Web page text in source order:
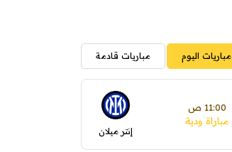
مباريات اليوم مباريات قادمة
11:00 ص
مباراة ودية
إنتر ميلان